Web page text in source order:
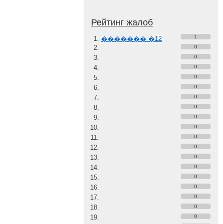
Рейтинг жалоб
������� �12
1
0
0
0
0
0
0
0
0
0
0
0
0
0
0
0
0
0
0